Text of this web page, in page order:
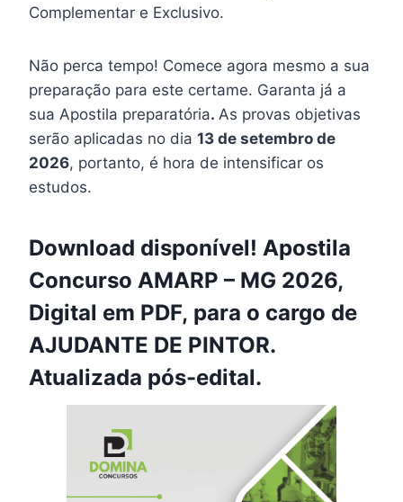
Complementar e Exclusivo.
Não perca tempo! Comece agora mesmo a sua
preparação para este certame. Garanta já a
sua Apostila preparatória. As provas objetivas
serão aplicadas no dia 13 de setembro de
2026, portanto, é hora de intensificar os
estudos.
Download disponível! Apostila
Concurso AMARP – MG 2026,
Digital em PDF, para o cargo de
AJUDANTE DE PINTOR.
Atualizada pós-edital.